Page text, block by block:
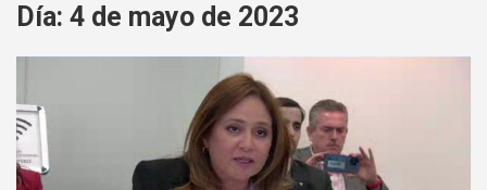
Día: 4 de mayo de 2023